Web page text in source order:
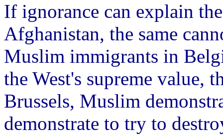
If ignorance can explain
Afghanistan, the same
Muslim immigrants in
the West's supreme value,
Brussels, Muslim
demonstrate to try to